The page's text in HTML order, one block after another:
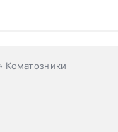
Коматозники